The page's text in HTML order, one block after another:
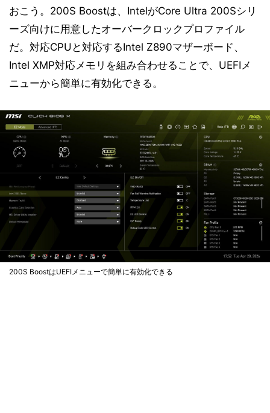
おこう。200S Boostは、IntelがCore Ultra 200Sシリ
ーズ向けに用意したオーバークロックプロファイル
だ。対応CPUと対応するIntel Z890マザーボード、
Intel XMP対応メモリを組み合わせることで、UEFIメ
ニューから簡単に有効化できる。
200S BoostはUEFIメニューで簡単に有効化できる